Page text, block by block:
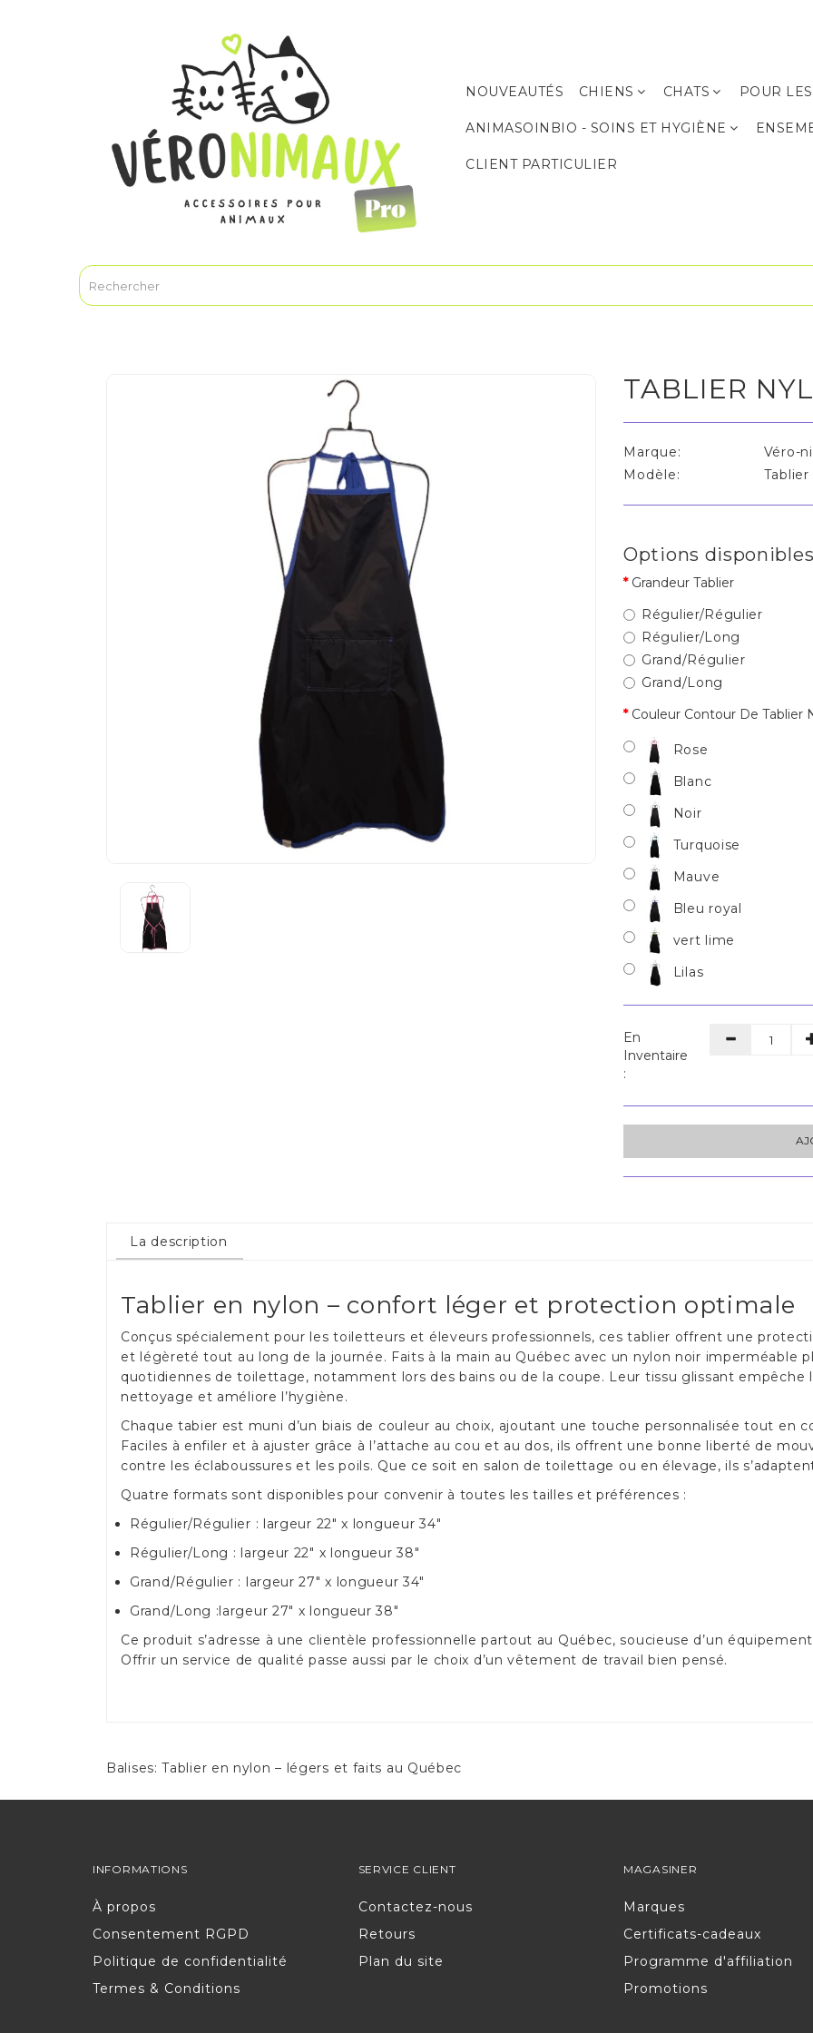
NOUVEAUTÉS CHIENS CHATS POUR
ANIMASOINBIO - SOINS ET HYGIÈNE
CLIENT PARTICULIER
TABLIER
Marque:
Véro-
Modèle:
Tablier
Options disponibles
Grandeur Tablier
Régulier/Régulier
Régulier/Long
Grand/Régulier
Grand/Long
Couleur Contour De Tablier
Rose
Blanc
Noir
Turquoise
Mauve
Bleu royal
vert lime
Lilas
En
Inventaire
:
La description
Tablier en nylon – confort léger et protection optimale
Conçus spécialement pour les toiletteurs et éleveurs professionnels, ces tablier offrent une
et légèreté tout au long de la journée. Faits à la main au Québec avec un nylon noir imperméable
quotidiennes de toilettage, notamment lors des bains ou de la coupe. Leur tissu glissant empêche
nettoyage et améliore l’hygiène.
Chaque tabier est muni d’un biais de couleur au choix, ajoutant une touche personnalisée tout en
Faciles à enfiler et à ajuster grâce à l’attache au cou et au dos, ils offrent une bonne liberté de
contre les éclaboussures et les poils. Que ce soit en salon de toilettage ou en élevage, ils
Quatre formats sont disponibles pour convenir à toutes les tailles et préférences :
Régulier/Régulier : largeur 22" x longueur 34"
Régulier/Long : largeur 22" x longueur 38"
Grand/Régulier : largeur 27" x longueur 34"
Grand/Long :largeur 27" x longueur 38"
Ce produit s’adresse à une clientèle professionnelle partout au Québec, soucieuse d’un
Offrir un service de qualité passe aussi par le choix d’un vêtement de travail bien pensé.
Balises:Tablier en nylon – légers et faits au Québec
INFORMATIONS
À propos
Consentement RGPD
Politique de confidentialité
Termes & Conditions
SERVICE CLIENT
Contactez-nous
Retours
Plan du site
MAGASINER
Marques
Certificats-cadeaux
Programme d'affiliation
Promotions